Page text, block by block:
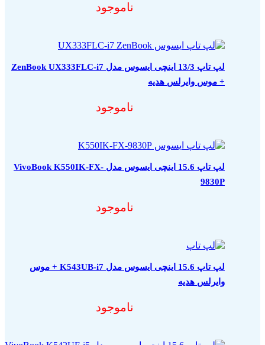
ناموجود
لپ تاپ 13/3 اینچی ایسوس مدل ZenBook UX333FLC-i7
+ موس وایرلس هدیه
ناموجود
لپ تاپ 15.6 اینچی ایسوس مدل VivoBook K550IK-FX-
9830P
ناموجود
لپ تاپ 15.6 اینچی ایسوس مدل K543UB-i7 + موس
وایرلس هدیه
ناموجود